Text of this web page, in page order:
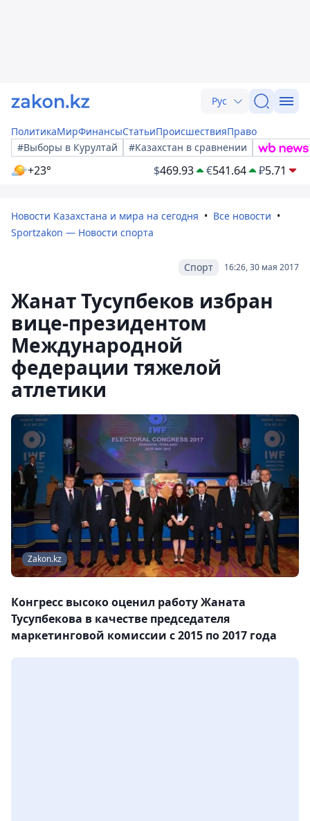
Рус
ПолитикаМирФинансыСтатьиПроисшествияПраво
#Выборы в Курултай
#Казахстан в сравнении
+23° $469.93 €541.64 ₽5.71
Новости Казахстана и мира на сегодня
Все новости
Sportzakon — Новости спорта
16:26, 30 мая 2017
Спорт
Жанат Тусупбеков избран
вице-президентом
Международной
федерации тяжелой
атлетики
Zakon.kz
Конгресс высоко оценил работу Жаната
Тусупбекова в качестве председателя
маркетинговой комиссии с 2015 по 2017 года